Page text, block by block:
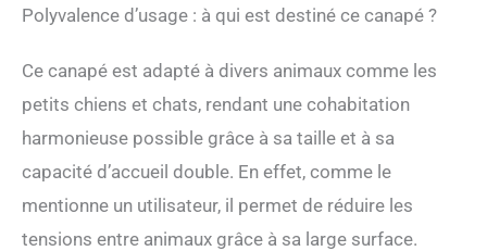
Polyvalence d’usage : à qui est destiné ce canapé ?
Ce canapé est adapté à divers animaux comme les
petits chiens et chats, rendant une cohabitation
harmonieuse possible grâce à sa taille et à sa
capacité d’accueil double. En effet, comme le
mentionne un utilisateur, il permet de réduire les
tensions entre animaux grâce à sa large surface.